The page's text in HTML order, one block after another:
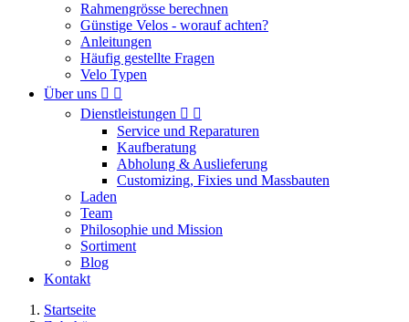
Rahmengrösse berechnen
Günstige Velos - worauf achten?
Anleitungen
Häufig gestellte Fragen
Velo Typen
Über uns  
Dienstleistungen  
Service und Reparaturen
Kaufberatung
Abholung & Auslieferung
Customizing, Fixies und Massbauten
Laden
Team
Philosophie und Mission
Sortiment
Blog
Kontakt
Startseite